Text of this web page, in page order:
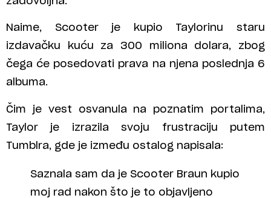
Naime, Scooter je kupio Taylorinu staru
izdavačku kuću za 300 miliona dolara, zbog
čega će posedovati prava na njena poslednja 6
albuma.
Čim je vest osvanula na poznatim portalima,
Taylor je izrazila svoju frustraciju putem
Tumblra, gde je između ostalog napisala:
Saznala sam da je Scooter Braun kupio
moj rad nakon što je to objavljeno